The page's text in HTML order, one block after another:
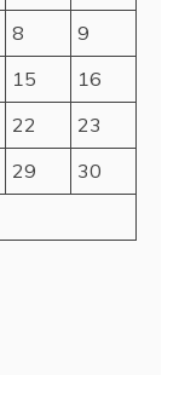
8
9
15
16
22
23
29
30